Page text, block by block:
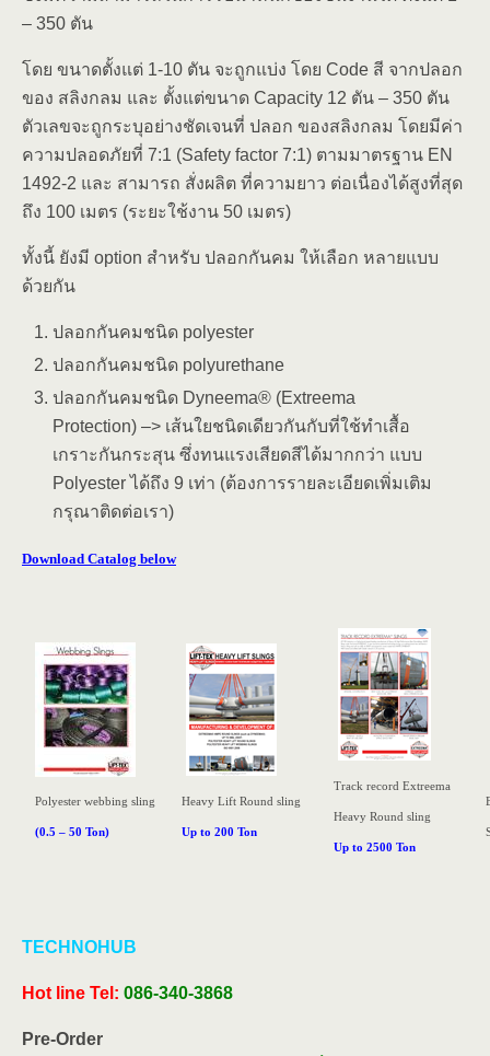
– 350 ตัน
โดย ขนาดตั้งแต่ 1-10 ตัน จะถูกแบ่ง โดย Code สี จากปลอก
ของ สลิงกลม และ ตั้งแต่ขนาด Capacity 12 ตัน – 350 ตัน
ตัวเลขจะถูกระบุอย่างชัดเจนที่ ปลอก ของสลิงกลม โดยมีค่า
ความปลอดภัยที่ 7:1 (Safety factor 7:1) ตามมาตรฐาน EN
1492-2 และ สามารถ สั่งผลิต ที่ความยาว ต่อเนื่องได้สูงที่สุด
ถึง 100 เมตร (ระยะใช้งาน 50 เมตร)
ทั้งนี้ ยังมี option สำหรับ ปลอกกันคม ให้เลือก หลายแบบ
ด้วยกัน
ปลอกกันคมชนิด polyester
ปลอกกันคมชนิด polyurethane
ปลอกกันคมชนิด Dyneema® (Extreema
Protection) –> เส้นใยชนิดเดียวกันกับที่ใช้ทำเสื้อ
เกราะกันกระสุน ซึ่งทนแรงเสียดสีได้มากกว่า แบบ
Polyester ได้ถึง 9 เท่า (ต้องการรายละเอียดเพิ่มเติม
กรุณาติดต่อเรา)
Download Catalog below
Polyester webbing sling
(0.5 – 50 Ton)
Heavy Lift Round sling
Up to 200 Ton
Track record Extreema
Heavy Round sling
Up to 2500 Ton
TECHNOHUB
Hot line Tel: 086-340-3868
Pre-Order